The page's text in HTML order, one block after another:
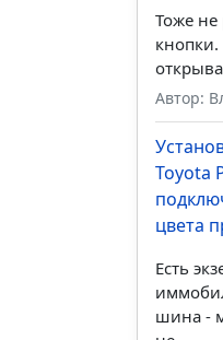
Тоже не
кнопки.
Автор:
Toyota
цвета
Есть
шина -